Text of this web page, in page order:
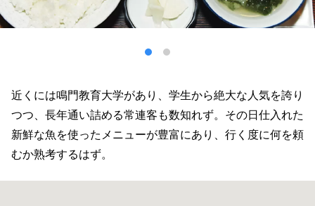
近くには鳴門教育大学があり、学生から絶大な人気を誇り
つつ、長年通い詰める常連客も数知れず。その日仕入れた
新鮮な魚を使ったメニューが豊富にあり、行く度に何を頼
むか熟考するはず。